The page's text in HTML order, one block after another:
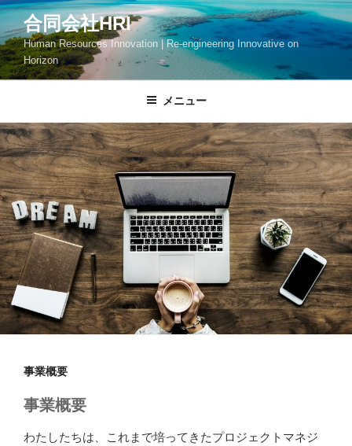
コ
ン
テ
ン
ツ
ス
キ
ッ
プ
合同会社HRI
Human Resources Innovation | Re-engineering Innovative on
Horizon
メニュー
事業概要
事業概要
わたしたちは、これまで培ってきたプロジェクトマネジ